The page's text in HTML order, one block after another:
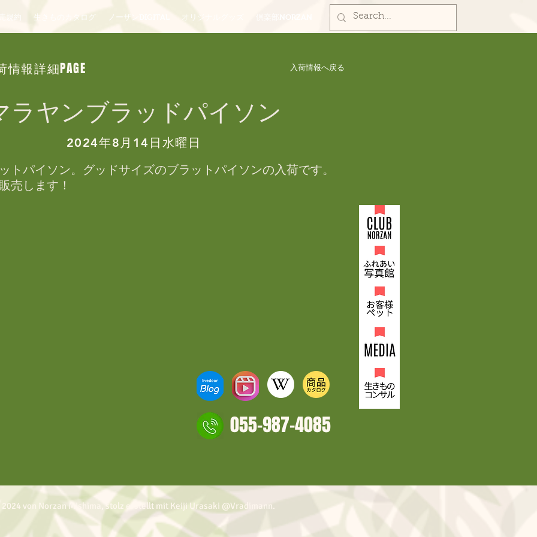
規約 生きものカタログ ノーザンDIGITAL オリジナルグッズ
情報詳細PAGE 入荷情報へ戻る
ラヤンブラッドパイソン
2024年8月14日水曜日
トパイソン。グッドサイズのブラットパイソンの入荷です。
売します！
055-987-4085
von Norzan Mishima, stolz erstellt mit Keiji Urasaki @Vradimann.